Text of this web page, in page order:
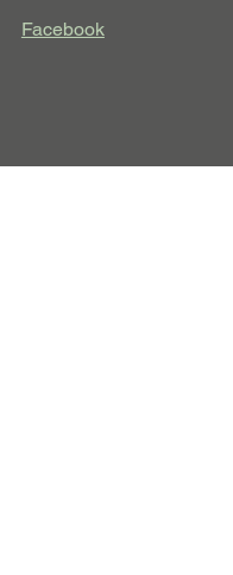
Facebook